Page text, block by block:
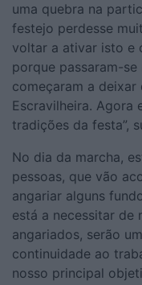
uma quebra na
festejo perdesse
voltar a ativar isto e
porque passaram-
começaram a
Escravilheira. Agora
tradições da festa”,
No dia da marcha,
pessoas, que vão
angariar alguns
está a necessitar de
angariados, serão
continuidade ao
nosso principal